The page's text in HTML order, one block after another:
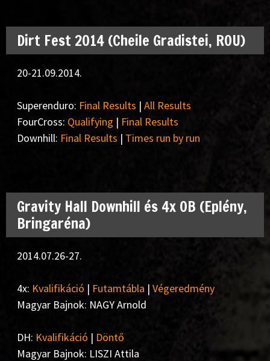
Dirt Fest 2014 (Cheile Gradistei, ROU)
20-21.09.2014.
Superenduro: Final Results | All Results
FourCross: Qualifying | Final Results
Downhill: Final Results | Times run by run
Gravity Hall Downhill és 4x OB (Eplény,
Bringaréna)
2014.07.26-27.
4x: Kvalifikáció | Futamtábla | Végeredmény
Magyar Bajnok: NAGY Arnold
DH: Kvalifikáció | Döntő
Magyar Bajnok: LISZI Attila